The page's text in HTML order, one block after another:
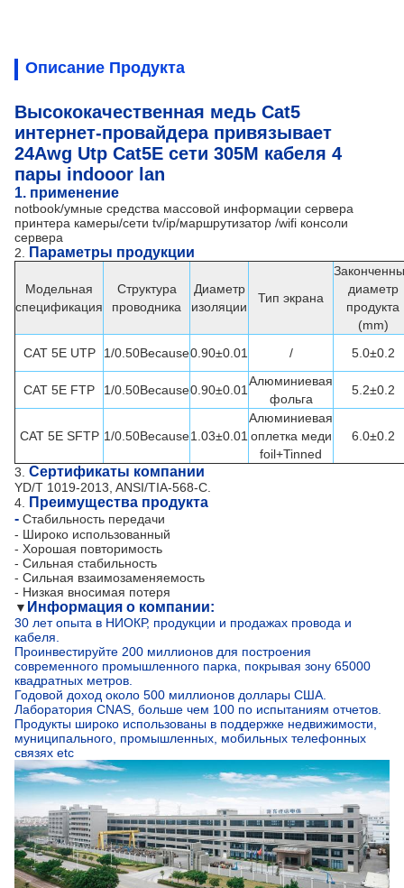
Описание Продукта
Высококачественная медь Cat5
интернет-провайдера привязывает
24Awg Utp Cat5E сети 305M кабеля 4
пары indooor lan
1. применение
notbook/умные средства массовой информации сервера
принтера камеры/сети tv/ip/маршрутизатор /wifi консоли
сервера
2.
Параметры продукции
Модельная
спецификация
Структура
проводника
Диаметр
изоляции
Тип экрана
диаметр
продукта
(mm)
CAT 5E UTP
1/0.50Because0.90±0.01 / 5.0±0.2
CAT 5E FTP 1/0.50Because0.90±0.01
Алюминиевая
фольга
5.2±0.2
CAT 5E SFTP 1/0.50Because1.03±0.01
Алюминиевая
оплетка меди
foil+Tinned
6.0±0.2
3. Сертификаты компании
YD/T 1019-2013, ANSI/TIA-568-C.
4.
Преимущества продукта
- Стабильность передачи
- Широко использованный
- Хорошая повторимость
- Сильная стабильность
- Сильная взаимозаменяемость
- Низкая вносимая потеря
▼ Информация о компании:
30 лет опыта в НИОКР, продукции и продажах провода и
кабеля.
Проинвестируйте 200 миллионов для построения
современного промышленного парка, покрывая зону 65000
квадратных метров.
Годовой доход около 500 миллионов доллары США.
Лаборатория CNAS, больше чем 100 по испытаниям отчетов.
Продукты широко использованы в поддержке недвижимости,
муниципального, промышленных, мобильных телефонных
связях etc